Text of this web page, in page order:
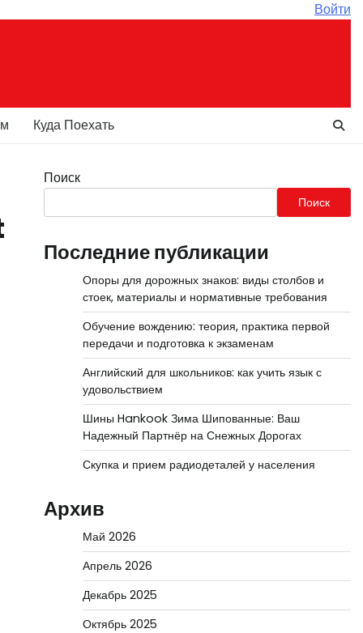
Войти
Куда Поехать
Поиск
Поиск
Последние публикации
Опоры для дорожных знаков: виды столбов и
стоек, материалы и нормативные требования
Обучение вождению: теория, практика первой
передачи и подготовка к экзаменам
Английский для школьников: как учить язык с
удовольствием
Шины Hankook Зима Шипованные: Ваш
Надежный Партнёр на Снежных Дорогах
Скупка и прием радиодеталей у населения
Архив
Май 2026
Апрель 2026
Декабрь 2025
Октябрь 2025